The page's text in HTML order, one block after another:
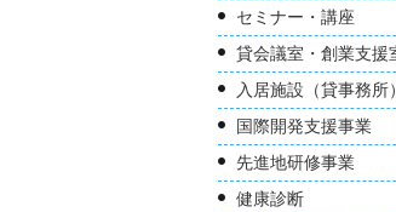
セミナー・講座
貸会議室・創業支援
入居施設（貸事務所）
国際開発支援事業
先進地研修事業
健康診断